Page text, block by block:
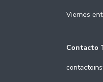
Viernes
Contacto